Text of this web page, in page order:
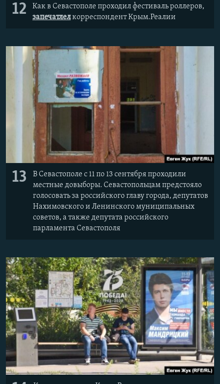
12
Как в Севастополе проходил фестиваль роллеров,
запечатлелкорреспондент Крым.Реалии
13
В Севастополе с 11 по 13 сентября проходили
местные довыборы. Севастопольцам предстояло
голосовать за российского главу города, депутатов
Нахимовского и Ленинского муниципальных
советов, а также депутата российского
парламента Севастополя